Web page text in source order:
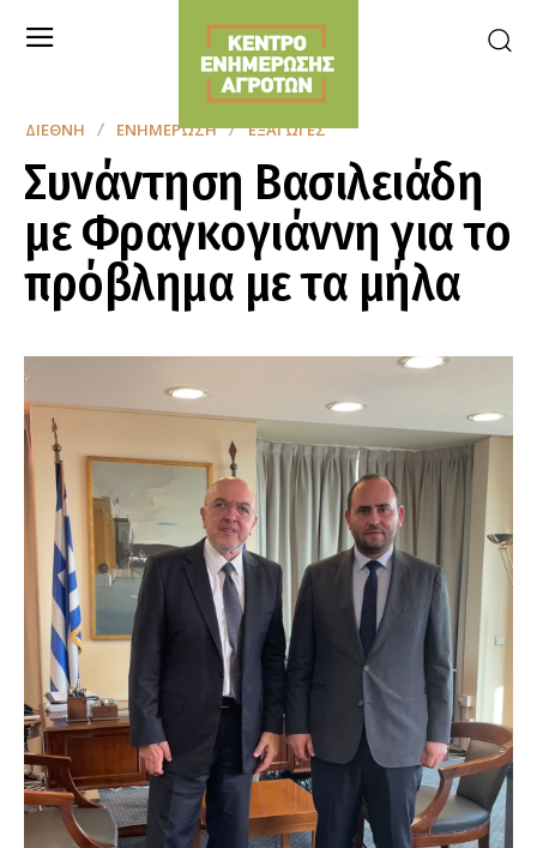
ΔΙΕΘΝΉ ΕΝΗΜΈΡΩΣΗ ΕΞΑΓΩΓΈΣ
Συνάντηση Βασιλειάδη
με Φραγκογιάννη για το
πρόβλημα με τα μήλα